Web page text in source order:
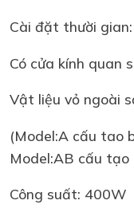
Cài đặt thười
Có cửa kính quan
Vật liệu vỏ ngoài
(Model:A cấu tao
Model:AB cấu tạo
Công suất: 400W